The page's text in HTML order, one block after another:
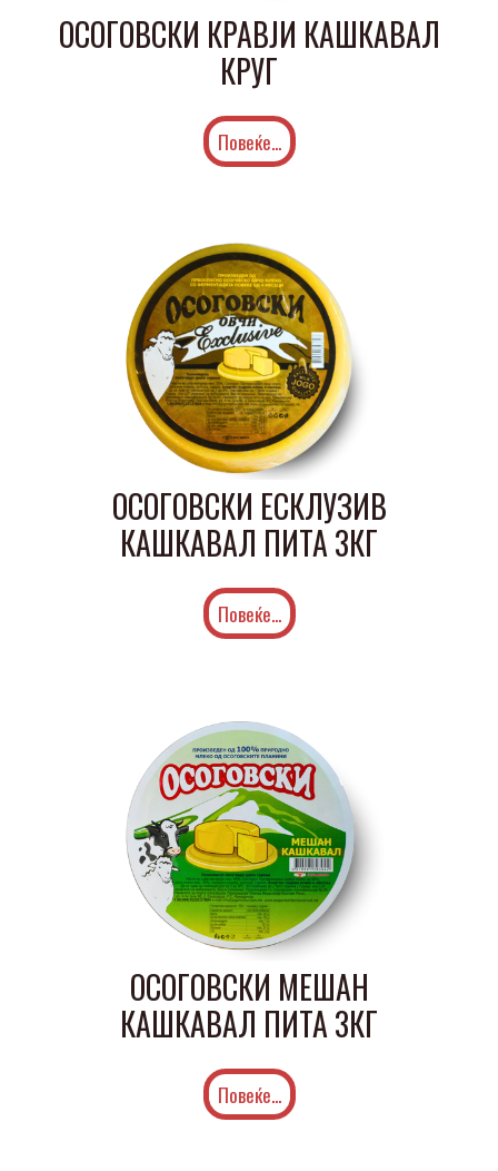
ОСОГОВСКИ КРАВЈИ КАШКАВАЛ
КРУГ
Повеќе...
ОСОГОВСКИ ЕСКЛУЗИВ
КАШКАВАЛ ПИТА 3КГ
Повеќе...
ОСОГОВСКИ МЕШАН
КАШКАВАЛ ПИТА 3КГ
Повеќе...